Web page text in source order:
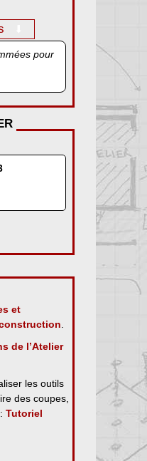
pour
et
de l’Atelier
les outils
des coupes,
:Tutoriel